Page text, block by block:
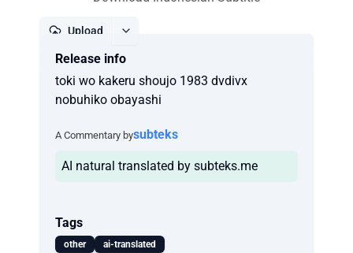
Upload
Release info
toki wo kakeru shoujo 1983 dvdivx
nobuhiko obayashi
A Commentary bysubteks
AI natural translated by subteks.me
Tags
other ai-translated